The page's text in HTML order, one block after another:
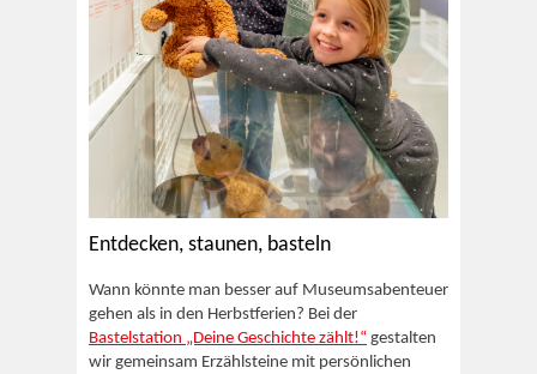
Entdecken, staunen, basteln
Wann könnte man besser auf Museumsabenteuer
gehen als in den Herbstferien? Bei der
Bastelstation „Deine Geschichte zählt!“ gestalten
wir gemeinsam Erzählsteine mit persönlichen